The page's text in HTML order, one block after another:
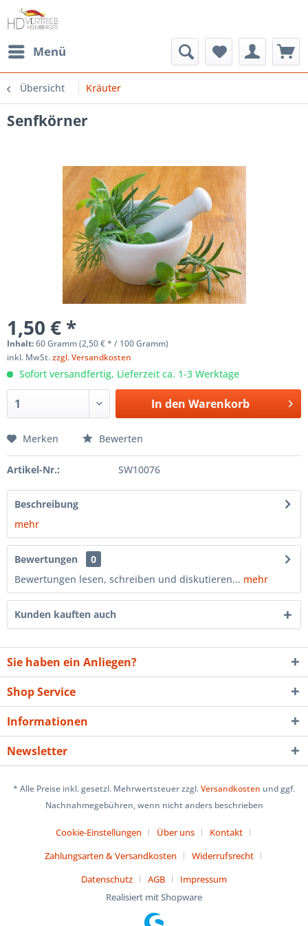
Menü
Übersicht Kräuter
Senfkörner
1,50 € *
Inhalt:60 Gramm (2,50 € * / 100 Gramm)
inkl. MwSt.zzgl. Versandkosten
Sofort versandfertig, Lieferzeit ca. 1-3 Werktage
In den Warenkorb
Merken Bewerten
Artikel-Nr.: SW10076
Beschreibung
mehr
Bewertungen
0
Bewertungen lesen, schreiben und diskutieren... mehr
Kunden kauften auch
Sie haben ein Anliegen?
Shop Service
Informationen
Newsletter
* Alle Preise inkl. gesetzl. Mehrwertsteuer zzgl.Versandkosten und ggf.
Nachnahmegebühren, wenn nicht anders beschrieben
Cookie-Einstellungen Über uns
Kontakt
Zahlungsarten & Versandkosten
Widerrufsrecht
Datenschutz
AGB
Impressum
Realisiert mit Shopware